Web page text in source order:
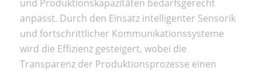
und Produktionskapazitäten bedarfsgerecht
anpasst. Durch den Einsatz intelligenter Sensorik
und fortschrittlicher Kommunikationssysteme
wird die Effizienz gesteigert, wobei die
Transparenz der Produktionsprozesse einen